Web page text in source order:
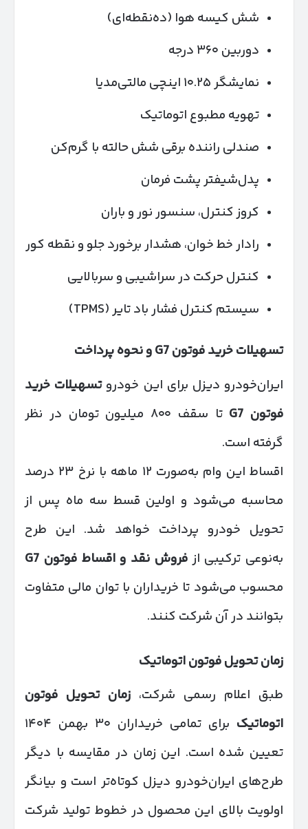
شش کیسه هوا (ده‌نقطه‌ای)
دوربین ۳۶۰ درجه
نمایشگر ۱۰.۲۵ اینچی مالتی‌مدیا
تهویه مطبوع اتوماتیک
صندلی راننده برقی شش حالته با گرم‌کن
پدل‌شیفتر پشت فرمان
کروز کنترل، سنسور نور و باران
رادار خط خوان، هشدار برخورد جلو و نقطه کور
کنترل حرکت در سراشیبی و سربالایی
سیستم کنترل فشار باد تایر (TPMS)
تسهیلات خرید فوتون
و نحوه پرداخت
ایران‌خودرو دیزل برای این خودروتسهیلات خرید
فوتون
تا سقف ۸۰۰ میلیون تومان در نظر
گرفته است.
اقساط این وام به‌صورت ۱۲ ماهه با نرخ ۲۳ درصد
محاسبه می‌شود و اولین قسط سه ماه پس از
تحویل خودرو پرداخت خواهد شد. این طرح
به‌نوعی ترکیبی ازفروش نقد و اقساط فوتون
محسوب می‌شود تا خریداران با توان مالی متفاوت
بتوانند در آن شرکت کنند.
زمان تحویل فوتون اتوماتیک
طبق اعلام رسمی شرکت، زمان تحویل فوتون
اتوماتیک
برای تمامی خریداران ۳۰ بهمن ۱۴۰۴
تعیین شده است. این زمان در مقایسه با دیگر
طرح‌های ایران‌خودرو دیزل کوتاه‌تر است و بیانگر
اولویت بالای این محصول در خطوط تولید شرکت